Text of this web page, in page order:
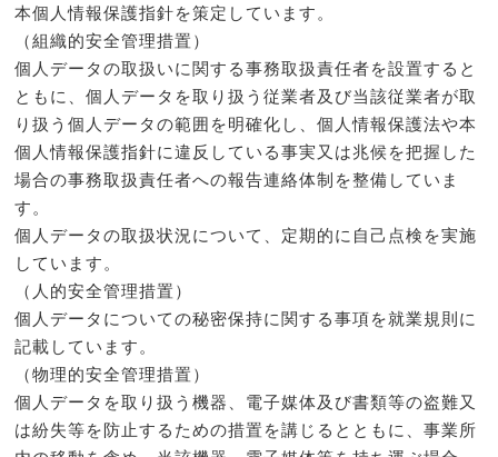
本個人情報保護指針を策定しています。
（組織的安全管理措置）
個人データの取扱いに関する事務取扱責任者を設置すると
ともに、個人データを取り扱う従業者及び当該従業者が取
り扱う個人データの範囲を明確化し、個人情報保護法や本
個人情報保護指針に違反している事実又は兆候を把握した
場合の事務取扱責任者への報告連絡体制を整備していま
す。
個人データの取扱状況について、定期的に自己点検を実施
しています。
（人的安全管理措置）
個人データについての秘密保持に関する事項を就業規則に
記載しています。
（物理的安全管理措置）
個人データを取り扱う機器、電子媒体及び書類等の盗難又
は紛失等を防止するための措置を講じるとともに、事業所